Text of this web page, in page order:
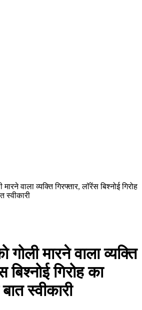
मारने वाला व्यक्ति गिरफ्तार, लॉरेंस बिश्नोई गिरोह
स्वीकारी
गोली मारने वाला व्यक्ति
बिश्नोई गिरोह का
स्वीकारी